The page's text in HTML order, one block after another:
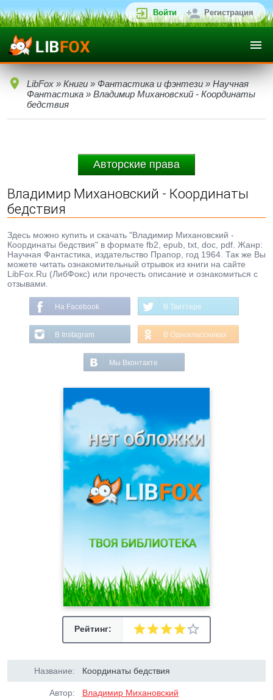
Войти Регистрация
LibFox » Книги » Фантастика и фэнтези » Научная
Фантастика » Владимир Михановский - Координаты
бедствия
Авторские права
Владимир Михановский - Координаты
бедствия
Здесь можно купить и скачать "Владимир Михановский -
Координаты бедствия" в формате fb2, epub, txt, doc, pdf. Жанр:
Научная Фантастика, издательство Прапор, год 1964. Так же Вы
можете читать ознакомительный отрывок из книги на сайте
LibFox.Ru (ЛибФокс) или прочесть описание и ознакомиться с
отзывами.
На Facebook В Твиттере
В Instagram В Одноклассниках
Мы Вконтакте
Рейтинг:
Название: Координаты бедствия
Автор: Владимир Михановский